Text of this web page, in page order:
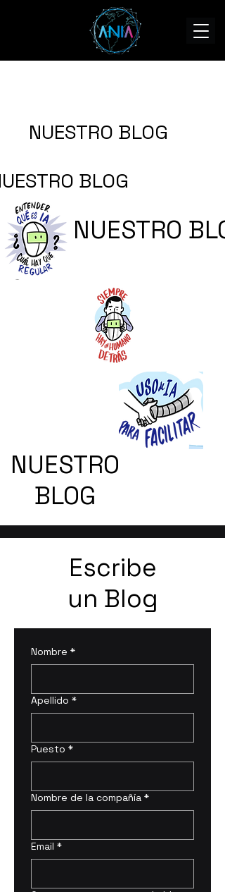
NUESTRO BLOG
BLOG
NUESTRO
NUESTRO
BLOG
Escribe
un Blog
Nombre *
Apellido *
Puesto *
Nombre de la compañía *
Email *